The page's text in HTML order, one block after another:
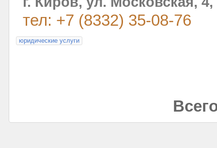
тел: +7 (8332) 35-08-76
юридические услуги